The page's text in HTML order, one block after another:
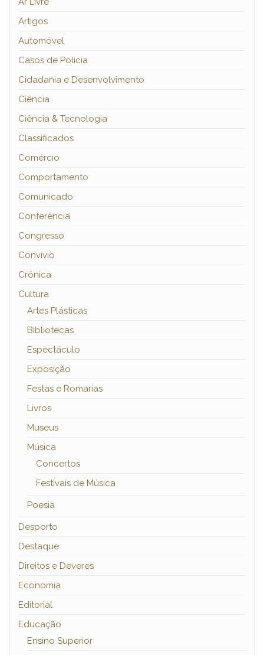
Artigos
Automóvel
Casos de Polícia
Cidadania e Desenvolvimento
Ciência
Ciência & Tecnologia
Classificados
Comércio
Comportamento
Comunicado
Conferência
Congresso
Convívio
Crónica
Cultura
Artes Plásticas
Bibliotecas
Espectáculo
Exposição
Festas e Romarias
Livros
Museus
Música
Concertos
Festivais de Música
Poesia
Desporto
Destaque
Direitos e Deveres
Economia
Editorial
Educação
Ensino Superior